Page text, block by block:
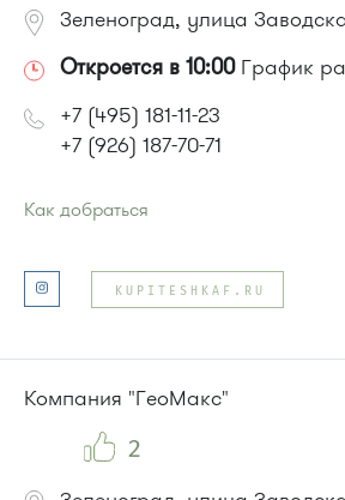
Зеленоград, улица
Откроется в 10:00График
+7 (495) 181-11-23
+7 (926) 187-70-71
Как добраться
Автобус № 20.
Маршрутка № 460м
Автобусы № 28, 32.
KUPITESHKAF.RU
Компания "ГеоМакс"
2